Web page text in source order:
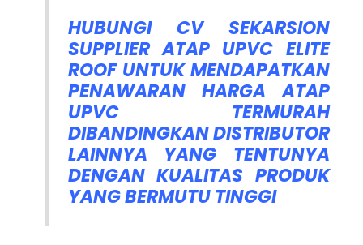
HUBUNGI CV SEKARSION
SUPPLIER ATAP UPVC ELITE
ROOF UNTUK MENDAPATKAN
PENAWARAN HARGA ATAP
UPVC TERMURAH
DIBANDINGKAN DISTRIBUTOR
LAINNYA YANG TENTUNYA
DENGAN KUALITAS PRODUK
YANG BERMUTU TINGGI